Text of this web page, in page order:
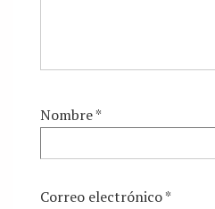
Nombre*
Correo electrónico*